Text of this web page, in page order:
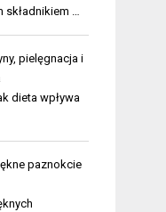
składnikiem …
pielęgnacja i
dieta wpływa
paznokcie